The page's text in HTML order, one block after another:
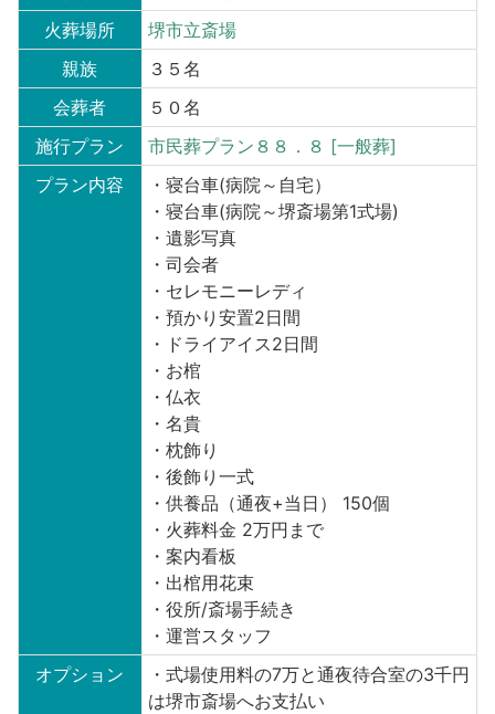
火葬場所
堺市立斎場
親族
３５名
会葬者
５０名
施行プラン
市民葬プラン８８．８ [一般葬]
プラン内容
・寝台車(病院～自宅）
・寝台車(病院～堺斎場第1式場)
・遺影写真
・司会者
・セレモニーレディ
・預かり安置2日間
・ドライアイス2日間
・お棺
・仏衣
・名貴
・枕飾り
・後飾り一式
・供養品（通夜+当日） 150個
・火葬料金 2万円まで
・案内看板
・出棺用花束
・役所/斎場手続き
・運営スタッフ
オプション
・式場使用料の7万と通夜待合室の3千円
は堺市斎場へお支払い